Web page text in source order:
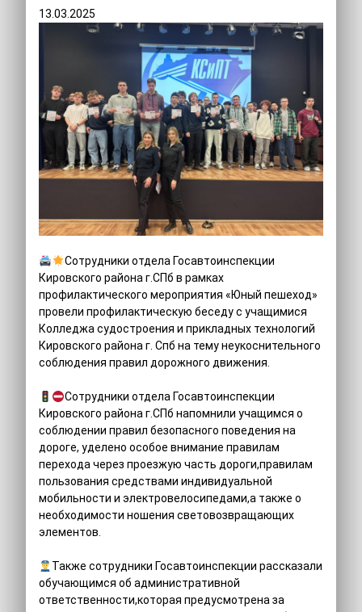
13.03.2025
Сотрудники отдела Госавтоинспекции
Кировского района г.СПб в рамках
профилактического мероприятия «Юный пешеход»
провели профилактическую беседу с учащимися
Колледжа судостроения и прикладных технологий
Кировского района г. Спб на тему неукоснительного
соблюдения правил дорожного движения.
Сотрудники отдела Госавтоинспекции
Кировского района г.СПб напомнили учащимся о
соблюдении правил безопасного поведения на
дороге, уделено особое внимание правилам
перехода через проезжую часть дороги,правилам
пользования средствами индивидуальной
мобильности и электровелосипедами,а также о
необходимости ношения световозвращающих
элементов.
Также сотрудники Госавтоинспекции рассказали
обучающимся об административной
ответственности,которая предусмотрена за